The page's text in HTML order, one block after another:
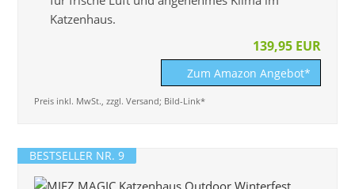
Katzenhaus.
139,95 EUR
Zum Amazon Angebot*
Preis inkl. MwSt., zzgl. Versand; Bild-Link*
BESTSELLER NR. 9